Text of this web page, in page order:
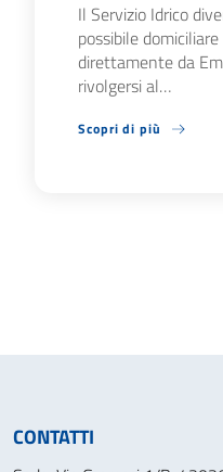
Il Servizio Idrico
possibile
direttamente da
rivolgersi al…
Scopri di più
CONTATTI